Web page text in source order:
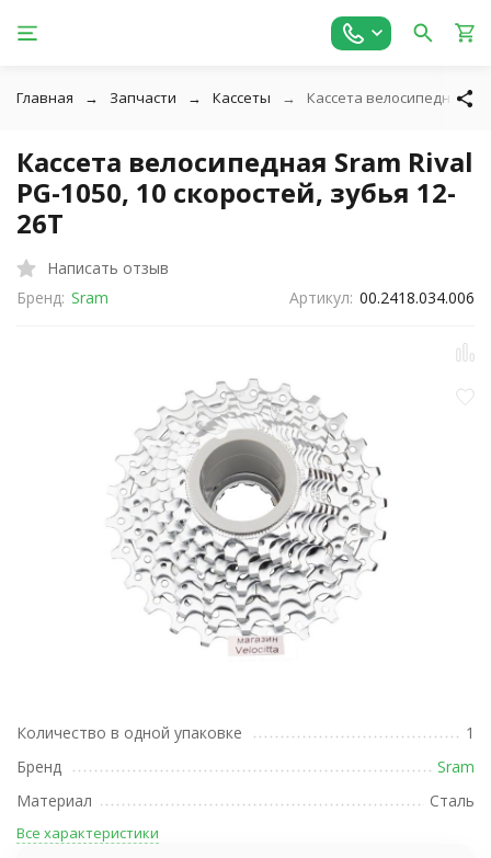
Главная Запчасти Кассеты Кассета велосипедная
Кассета велосипедная Sram Rival
PG-1050, 10 скоростей, зубья 12-
26T
Написать отзыв
Бренд: Sram Артикул: 00.2418.034.006
Количество в одной упаковке
1
Бренд
Sram
Материал
Сталь
Все характеристики